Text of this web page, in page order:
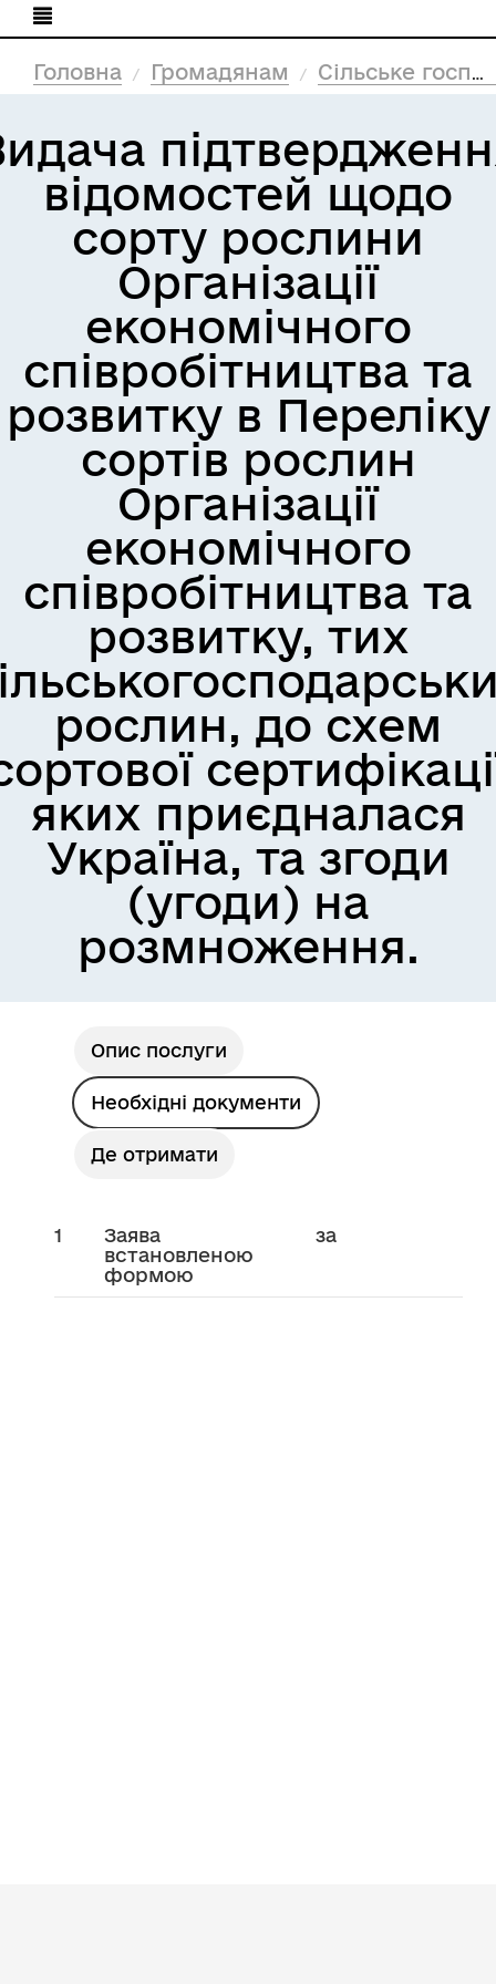
Головна Громадянам Сільське господарство
відомостей щодо
сорту рослини
Організації
економічного
співробітництва та
розвитку в Переліку
сортів рослин
Організації
економічного
співробітництва та
розвитку, тих
рослин, до схем
яких приєдналася
Україна, та згоди
(угоди) на
розмноження.
Опис послуги
Необхідні документи
Де отримати
1
Заява за
встановленою
формою